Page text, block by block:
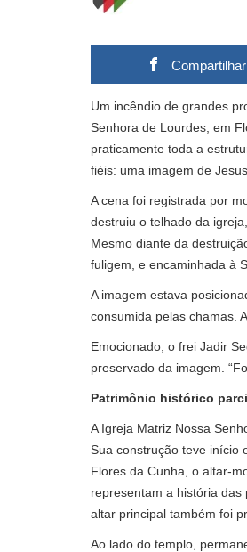
Compartilhar
Um incêndio de grandes
Senhora de Lourdes, em
praticamente toda a
fiéis: uma imagem de
A cena foi registrada por
destruiu o telhado da
Mesmo diante da
fuligem, e encaminhada à
A imagem estava
consumida pelas chamas.
Emocionado, o frei Jadir
preservado da imagem.
Patrimônio histórico
A Igreja Matriz Nossa
Sua construção teve início
Flores da Cunha, o altar-
representam a história
altar principal também foi
Ao lado do templo,